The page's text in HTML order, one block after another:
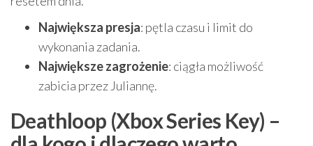
Największa presja: pętla czasu i limit do
wykonania zadania.
Największe zagrożenie: ciągła możliwość
zabicia przez Juliannę.
Deathloop (Xbox Series Key) –